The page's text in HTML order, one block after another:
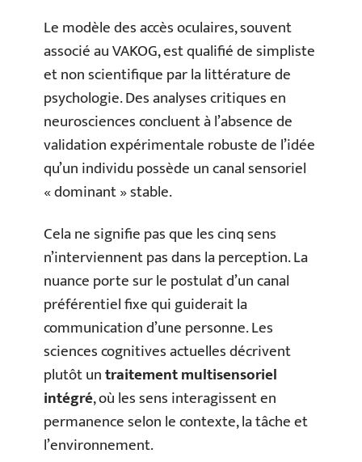
Le modèle des accès oculaires, souvent
associé au VAKOG, est qualifié de simpliste
et non scientifique par la littérature de
psychologie. Des analyses critiques en
neurosciences concluent à l’absence de
validation expérimentale robuste de l’idée
qu’un individu possède un canal sensoriel
« dominant » stable.
Cela ne signifie pas que les cinq sens
n’interviennent pas dans la perception. La
nuance porte sur le postulat d’un canal
préférentiel fixe qui guiderait la
communication d’une personne. Les
sciences cognitives actuelles décrivent
plutôt untraitement multisensoriel
intégré, où les sens interagissent en
permanence selon le contexte, la tâche et
l’environnement.